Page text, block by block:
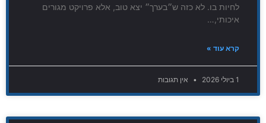
לחיות בו. לא כזה ש״בערך״ יצא טוב, אלא פרויקט מגורים
איכותי,…
קרא עוד »
1 ביולי 2026 אין תגובות